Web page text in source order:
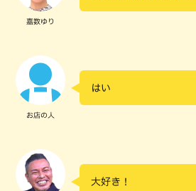
嘉数ゆり
お店の人
はい
大好き！